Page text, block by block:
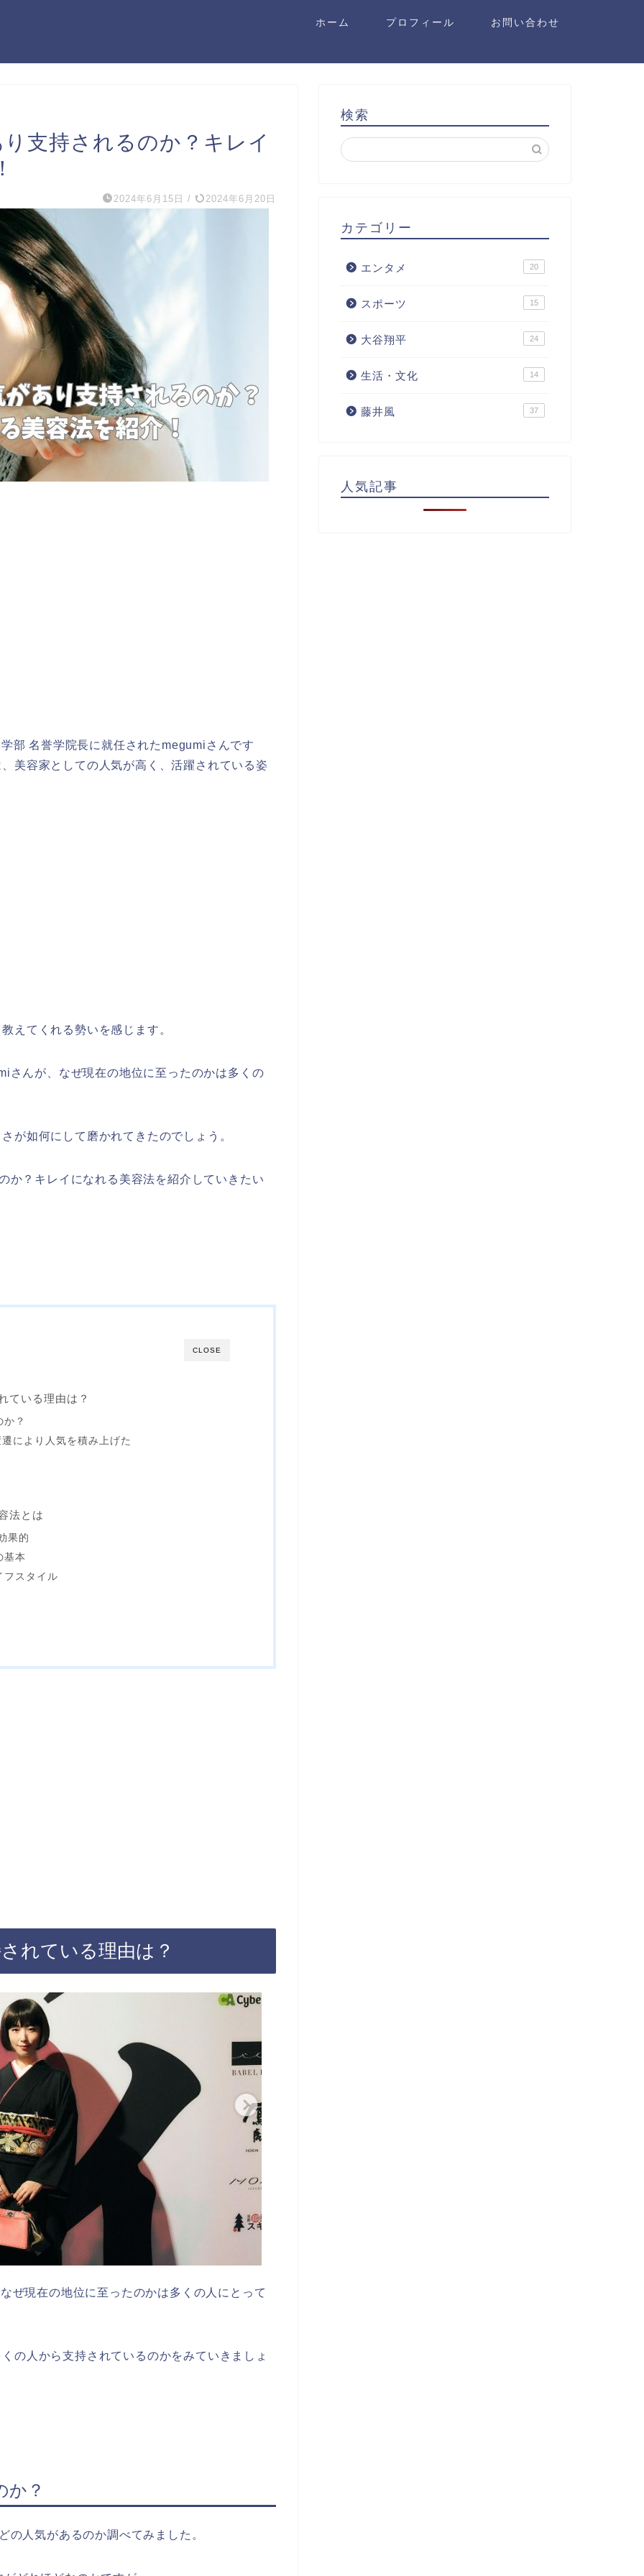
ホーム プロフィール お問い合わせ
支持されるのか？キレイ
2024年6月15日 / 2024年6月20日
部 名誉学院長に就任されたmegumiさんです
美容家としての人気が高く、活躍されている姿
えてくれる勢いを感じます。
さんが、なぜ現在の地位に至ったのかは多くの
が如何にして磨かれてきたのでしょう。
か？キレイになれる美容法を紹介していきたい
CLOSE
ている理由は？
？
により人気を積み上げた
法とは
果的
基本
フスタイル
れている理由は？
ぜ現在の地位に至ったのかは多くの人にとって
の人から支持されているのかをみていきましょ
か？
人気があるのか調べてみました。
検索
カテゴリー
エンタメ 20
スポーツ 15
大谷翔平 24
生活・文化 14
藤井風 37
人気記事